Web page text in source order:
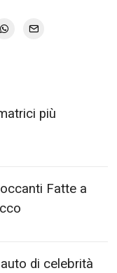
più
Fatte a
di celebrità